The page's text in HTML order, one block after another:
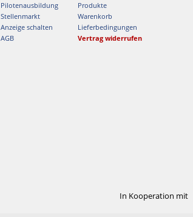
Pilotenausbildung
Stellenmarkt
Anzeige schalten
AGB
Produkte
Warenkorb
Lieferbedingungen
Vertrag widerrufen
In Kooperation mit